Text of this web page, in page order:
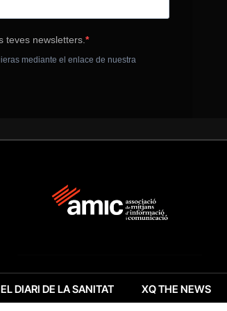
EL DIARI DE LA SANITAT XQ THE NEWS